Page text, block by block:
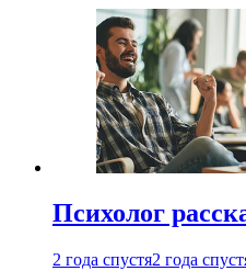
Психолог
2 года спустя2 года